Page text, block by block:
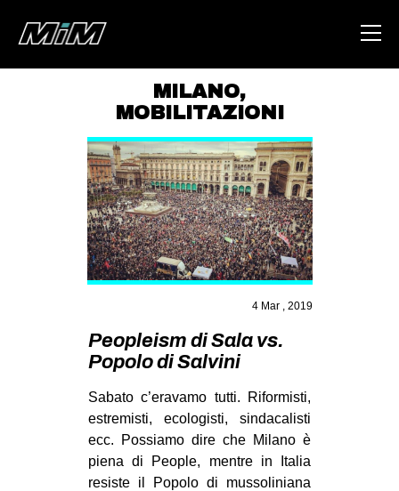
HOME
ABOUT
AREA
DEGENERAZIONE
GAZA FREESTYLE
CSOA LAMBRETTA
STUDENTI TSUNAMI
ZAM
MOBILITAZIONI
SPAZI
MILANO,
MOBILITAZIONI
4 Mar , 2019
Peopleism di Sala vs.
Popolo di Salvini
Sabato c’eravamo tutti. Riformisti,
estremisti, ecologisti, sindacalisti
ecc. Possiamo dire che Milano è
piena di People, mentre in Italia
resiste il Popolo di mussoliniana